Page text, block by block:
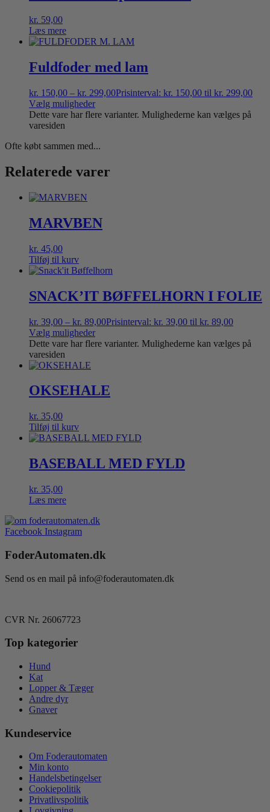
kr. 59,00
Læs mere
Fuldfoder med lam
kr. 150,00 – kr. 299,00Prisinterval: kr. 150,00 til kr. 299,00
Vælg muligheder
Dette vare har flere varianter. Mulighederne kan vælges på
varesiden
Ofte købt sammen med...
Relaterede varer
MARVBEN
kr. 45,00
Tilføj til kurv
SNACK’IT BØFFELHORN I FOLIE
kr. 39,00 – kr. 89,00Prisinterval: kr. 39,00 til kr. 89,00
Vælg muligheder
Dette vare har flere varianter. Mulighederne kan vælges på
varesiden
OKSEHALE
kr. 35,00
Tilføj til kurv
BASEBALL MED FYLD
kr. 35,00
Læs mere
Facebook Instagram
FoderAutomaten.dk
Send os en mail på info@foderautomaten.dk
CVR Nr. 26067723
Top kategorier
Hund
Kat
Lopper & Tæger
Andre dyr
Gnaver
Kundeservice
Om Foderautomaten
Min konto
Handelsbetingelser
Cookiepolitik
Privatlivspolitik